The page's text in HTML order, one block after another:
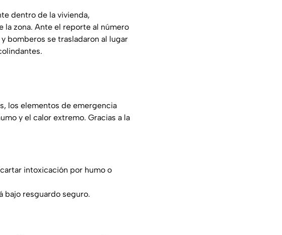
dentro de la vivienda,
la zona. Ante el reporte al número
bomberos se trasladaron al lugar
los elementos de emergencia
y el calor extremo. Gracias a la
intoxicación por humo o
bajo resguardo seguro.